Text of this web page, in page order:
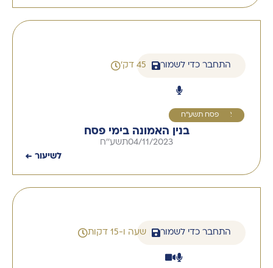
התחבר כדי לשמור 45 דק'
2 פסח תשע''ח
בנין האמונה בימי פסח
04/11/2023תשע''ח
לשיעור ←
התחבר כדי לשמור שעה ו-15 דקות